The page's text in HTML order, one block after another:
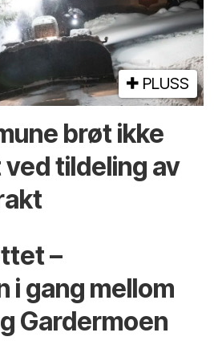
PLUSS
brøt ikke
tildeling av
–
i gang mellom
Gardermoen